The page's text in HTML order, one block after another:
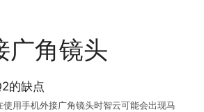
广角镜头
用手机外接广角镜头时智云可能会出现马